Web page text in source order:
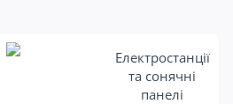
Електростанції
та сонячні
панелі